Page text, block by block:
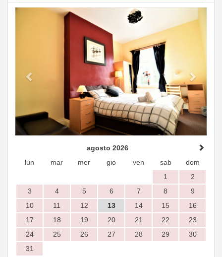
Previous
agosto 2026
lun
mar mer gio ven sab
dom
1
2
3
4 5 6 7 8
9
10
11 12 13 14 15
16
17
18 19 20 21 22
23
24
25 26 27 28 29
30
31